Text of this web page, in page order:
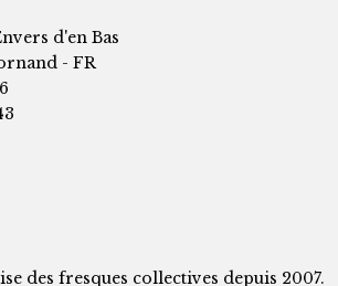
d'en Bas
- FR
des fresques collectives depuis 2007.